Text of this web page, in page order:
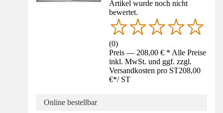
Artikel wurde noch nicht
bewertet.
(0)
Preis — 208,00 € * Alle Preise
inkl. MwSt. und ggf. zzgl.
Versandkosten pro ST208,00
€*/ ST
Online bestellbar